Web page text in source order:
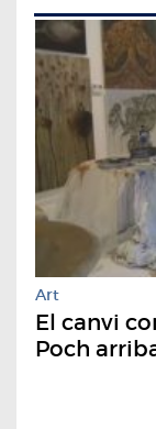
Art
El canvi
Poch